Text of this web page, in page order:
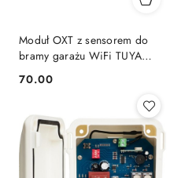
Moduł OXT z sensorem do
bramy garażu WiFi TUYA
T210G
Cena:
70.00